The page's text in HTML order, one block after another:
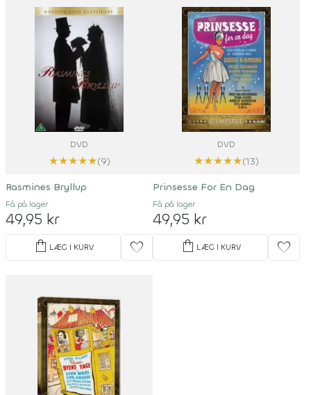
DVD
★★★★★(9)
Rasmines Bryllup
Få på lager
49,95 kr
shopping_bag LÆG I KURV favorite
DVD
★★★★★(13)
Prinsesse For En Dag
Få på lager
49,95 kr
shopping_bag LÆG I KURV favorite